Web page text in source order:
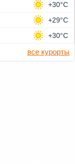
+30°C
+29°C
+30°C
все курорты